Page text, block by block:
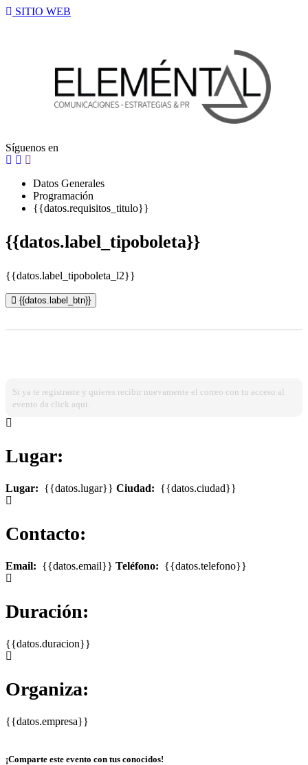
SITIO WEB
Síguenos en
Datos Generales
Programación
{{datos.requisitos_titulo}}
{{datos.label_tipoboleta}}
{{datos.label_tipoboleta_l2}}
{{datos.label_btn}}
Si ya te registraste y quieres recibir nuevamente el correo con tu acceso al
evento da click aqui.
Lugar:
Lugar: {{datos.lugar}} Ciudad: {{datos.ciudad}}
Contacto:
Email: {{datos.email}} Teléfono: {{datos.telefono}}
Duración:
{{datos.duracion}}
Organiza:
{{datos.empresa}}
¡Comparte este evento con tus conocidos!